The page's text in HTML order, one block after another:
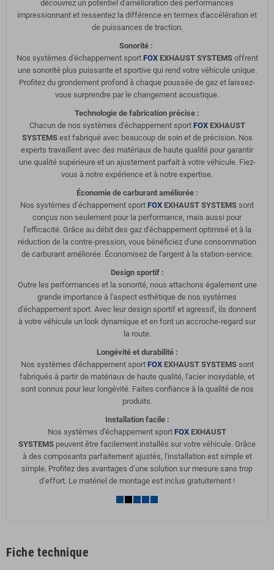
découvrez un potentiel d'amélioration des performances
impressionnant et ressentez la différence en termes d'accélération et
de puissances de traction.
Sonorité :
Nos systèmes d'échappement sport FOX EXHAUST SYSTEMS offrent
une sonorité plus puissante et sportive qui rend votre véhicule unique.
Profitez du grondement profond à chaque poussée de gaz et laissez-
vous surprendre par le changement acoustique.
Technologie de fabrication précise :
Chacun de nos systèmes d'échappement sport FOX EXHAUST
SYSTEMSest fabriqué avec beaucoup de soin et de précision. Nos
experts travaillent avec des matériaux de haute qualité pour garantir
une qualité supérieure et un ajustement parfait à votre véhicule. Fiez-
vous à notre expérience et à notre expertise.
Économie de carburant améliorée :
Nos systèmes d’échappement sport FOX EXHAUST SYSTEMS sont
conçus non seulement pour la performance, mais aussi pour
l’efficacité. Grâce au débit des gaz d'échappement optimisé et à la
réduction de la contre-pression, vous bénéficiez d'une consommation
de carburant améliorée. Économisez de l'argent à la station-service.
Design sportif :
Outre les performances et la sonorité, nous attachons également une
grande importance à l'aspect esthétique de nos systèmes
d'échappement sport. Avec leur design sportif et agressif, ils donnent
à votre véhicule un look dynamique et en font un accroche-regard sur
la route.
Longévité et durabilité :
Nos systèmes d'échappement sport FOX EXHAUST SYSTEMS sont
fabriqués à partir de matériaux de haute qualité, l'acier inoxydable, et
sont connus pour leur longévité. Faites confiance à la qualité de nos
produits.
Installation facile :
Nos systèmes d'échappement sport FOX EXHAUST
SYSTEMS peuvent être facilement installés sur votre véhicule. Grâce
à des composants parfaitement ajustés, l'installation est simple et
simple. Profitez des avantages d’une solution sur mesure sans trop
d’effort. Le matériel de montage est inclus gratuitement !
Fiche technique